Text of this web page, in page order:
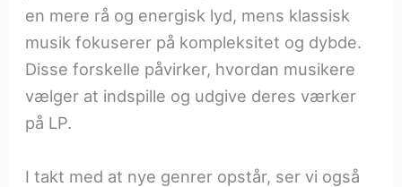
en mere rå og energisk lyd, mens klassisk
musik fokuserer på kompleksitet og dybde.
Disse forskelle påvirker, hvordan musikere
vælger at indspille og udgive deres værker
på LP.
I takt med at nye genrer opstår, ser vi også